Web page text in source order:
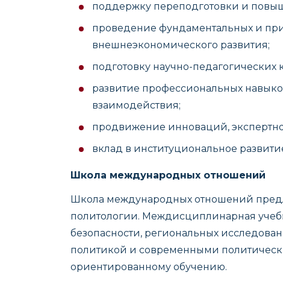
поддержку переподготовки и
проведение фундаментальных и
внешнеэкономического развития;
подготовку научно-
развитие профессиональных
взаимодействия;
продвижение инноваций,
вклад в институциональное
Школа международных отношений
Школа международных отношений
политологии. Междисциплинарная
безопасности, региональных
политикой и современными
ориентированному обучению.